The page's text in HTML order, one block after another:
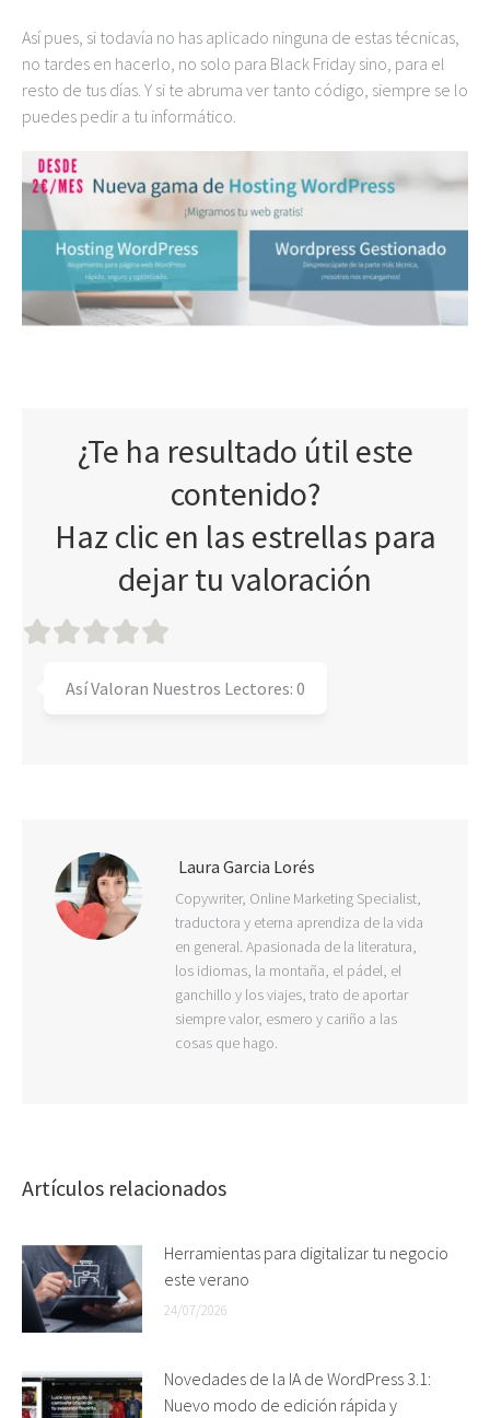
Así pues, si todavía no has aplicado ninguna de estas técnicas,
no tardes en hacerlo, no solo para Black Friday sino, para el
resto de tus días. Y si te abruma ver tanto código, siempre se lo
puedes pedir a tu informático.
¿Te ha resultado útil este
contenido?
Haz clic en las estrellas para
dejar tu valoración
Así Valoran Nuestros Lectores: 0
Laura Garcia Lorés
Copywriter, Online Marketing Specialist,
traductora y eterna aprendiza de la vida
en general. Apasionada de la literatura,
los idiomas, la montaña, el pádel, el
ganchillo y los viajes, trato de aportar
siempre valor, esmero y cariño a las
cosas que hago.
Artículos relacionados
Herramientas para digitalizar tu negocio
este verano
24/07/2026
Novedades de la IA de WordPress 3.1:
Nuevo modo de edición rápida y